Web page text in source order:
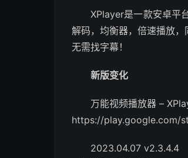
XPlayer是一款安卓平
解码，均衡器，倍速播放
无需找字幕！
新版变化
万能视频播放器 –
https://play.google.com/
2023.04.07 v2.3.4.4